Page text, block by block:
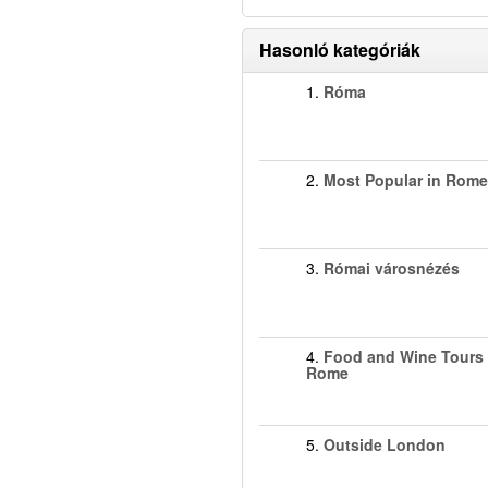
Hasonló kategóriák
1. Róma
2. Most Popular in Rome
3. Római városnézés
4. Food and Wine
Rome
5. Outside London